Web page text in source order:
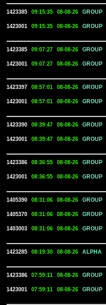
1423385 09:15:35 08-08-26 GROUP
1423001
09:15:35 08-08-26 GROUP
1423385 09:07:27 08-08-26 GROUP
1423001
09:07:27 08-08-26 GROUP
1423397 08:57:01 08-08-26 GROUP
1423001
08:57:01 08-08-26 GROUP
1423390 08:39:47 08-08-26 GROUP
1423001
08:39:47 08-08-26 GROUP
1423386 08:36:55 08-08-26 GROUP
1423001
08:36:55 08-08-26 GROUP
1405390 08:31:06 08-08-26 GROUP
1405370
08:31:06 08-08-26 GROUP
1403003
08:31:06 08-08-26 GROUP
1423285 08:19:30 08-08-26 ALPHA
1423386 07:59:11 08-08-26 GROUP
1423001
07:59:11 08-08-26 GROUP